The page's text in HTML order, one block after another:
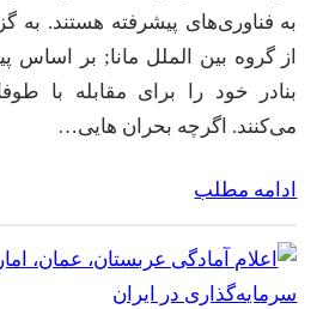
به فناوری‌های پیشرفته هستند.
از گروه بین الملل مانا; بر اساس
بنادر خود را برای مقابله با
می‌کنند. اگرچه بحران هایی…
ادامه مطلب